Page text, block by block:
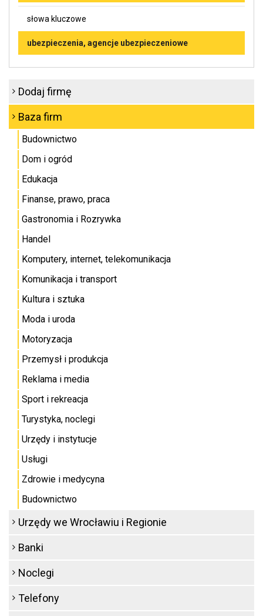
słowa kluczowe
ubezpieczenia, agencje ubezpieczeniowe
Dodaj firmę
Baza firm
Budownictwo
Dom i ogród
Edukacja
Finanse, prawo, praca
Gastronomia i Rozrywka
Handel
Komputery, internet, telekomunikacja
Komunikacja i transport
Kultura i sztuka
Moda i uroda
Motoryzacja
Przemysł i produkcja
Reklama i media
Sport i rekreacja
Turystyka, noclegi
Urzędy i instytucje
Usługi
Zdrowie i medycyna
Budownictwo
Urzędy we Wrocławiu i Regionie
Banki
Noclegi
Telefony